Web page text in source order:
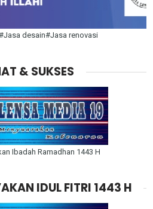
desain#Jasa renovasi
& SUKSES
Ibadah Ramadhan 1443 H
IDUL FITRI 1443 H